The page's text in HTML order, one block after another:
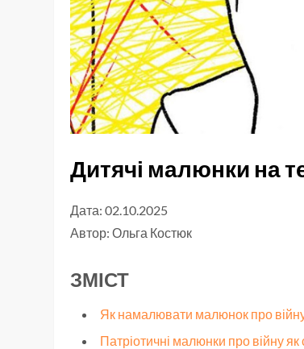
Дитячі малюнки на
Дата: 02.10.2025
Автор:Ольга Костюк
ЗМІСТ
Як намалювати малюнок про війну
Патріотичні малюнки про війну як